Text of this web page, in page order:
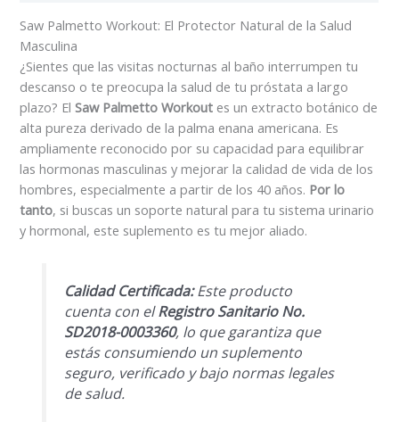
Saw Palmetto Workout: El Protector Natural de la Salud
Masculina
¿Sientes que las visitas nocturnas al baño interrumpen tu
descanso o te preocupa la salud de tu próstata a largo
plazo? ElSaw Palmetto Workout es un extracto botánico de
alta pureza derivado de la palma enana americana. Es
ampliamente reconocido por su capacidad para equilibrar
las hormonas masculinas y mejorar la calidad de vida de los
hombres, especialmente a partir de los 40 años. Por lo
tanto, si buscas un soporte natural para tu sistema urinario
y hormonal, este suplemento es tu mejor aliado.
Calidad Certificada:Este producto
cuenta con elRegistro Sanitario No.
SD2018-0003360, lo que garantiza que
estás consumiendo un suplemento
seguro, verificado y bajo normas legales
de salud.